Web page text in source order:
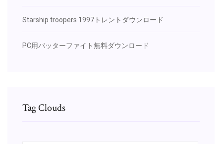
Starship troopers 1997トレントダウンロード
PC用バッターファイト無料ダウンロード
Tag Clouds